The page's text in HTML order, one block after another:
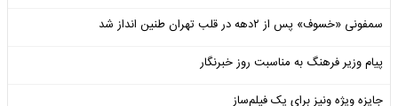
سمفونی «خسوف» پس از ۲دهه در قلب تهران طنین انداز شد
پیام وزیر فرهنگ به مناسبت روز خبرنگار
جایزه ویژه ونیز برای یک فیلم‌ساز